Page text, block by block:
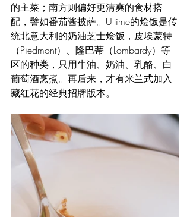
的主菜；南方则偏好更清爽的食材搭
配，譬如番茄酱披萨。Ultime的烩饭是传
统北意大利的奶油芝士烩饭，皮埃蒙特
（Piedmont）、隆巴蒂（Lombardy）等
区的种类，只用牛油、奶油、乳酪、白
葡萄酒烹煮。再后来，才有米兰式加入
藏红花的经典招牌版本。